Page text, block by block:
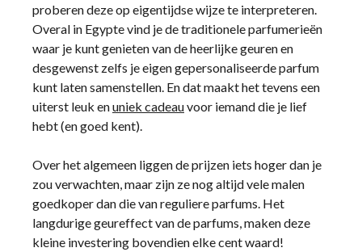
proberen deze op eigentijdse wijze te interpreteren.
Overal in Egypte vind je de traditionele parfumerieën
waar je kunt genieten van de heerlijke geuren en
desgewenst zelfs je eigen gepersonaliseerde parfum
kunt laten samenstellen. En dat maakt het tevens een
uiterst leuk enuniek cadeauvoor iemand die je lief
hebt (en goed kent).
Over het algemeen liggen de prijzen iets hoger dan je
zou verwachten, maar zijn ze nog altijd vele malen
goedkoper dan die van reguliere parfums. Het
langdurige geureffect van de parfums, maken deze
kleine investering bovendien elke cent waard!